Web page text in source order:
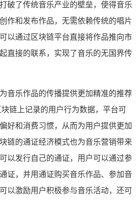
破了传统音乐产业的壁垒，使得音乐
作和发布作品，无需依赖传统的唱片
以通过区块链平台直接将作品推向市
直接的联系，实现了音乐的无国界传
音乐作品的传播提供更加精准的推荐
链上记录的用户行为数据，平台可
好和消费习惯，从而为用户提供更加
链的通证经济模式也为音乐营销带来
以发行自己的通证，用户可以通过参
证，并用通证购买音乐作品、参加音
以激励用户积极参与音乐活动，还可